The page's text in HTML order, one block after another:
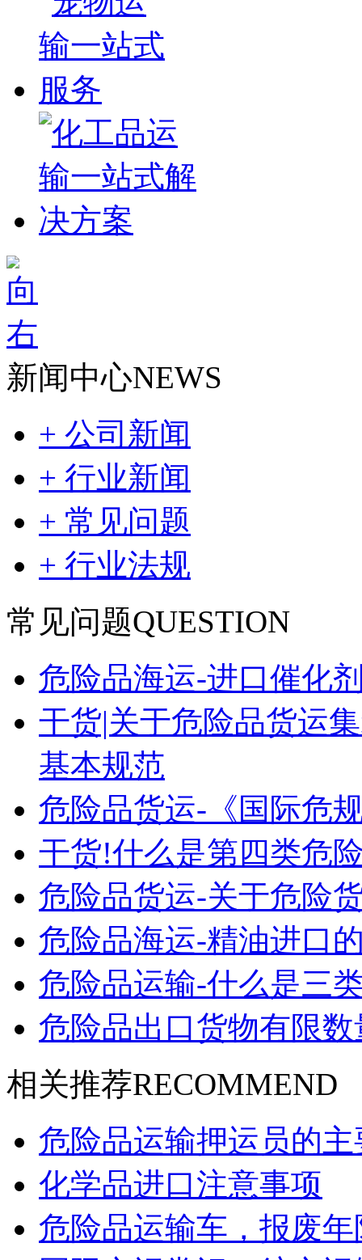
新闻中心NEWS
+ 公司新闻
+ 行业新闻
+ 常见问题
+ 行业法规
常见问题QUESTION
危险品海运-进口催化
干货|关于危险品货运
基本规范
危险品货运-《国际危
干货!什么是第四类危
危险品货运-关于危险
危险品海运-精油进口
危险品运输-什么是三
危险品出口货物有限
相关推荐RECOMMEND
危险品运输押运员的
化学品进口注意事项
危险品运输车，报废